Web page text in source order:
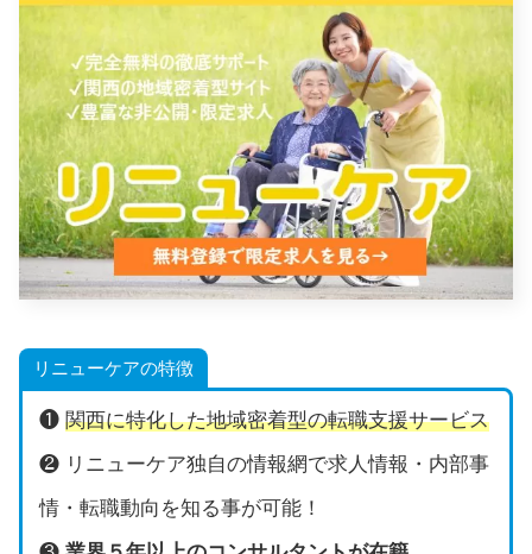
リニューケアの特徴
❶ 関西に特化した地域密着型の転職支援サービス
❷ リニューケア独自の情報網で求人情報・内部事
情・転職動向を知る事が可能！